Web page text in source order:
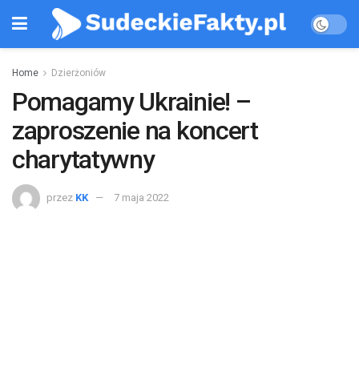
Home Dzierżoniów
Pomagamy Ukrainie! –
zaproszenie na koncert
charytatywny
przez KK 7 maja 2022